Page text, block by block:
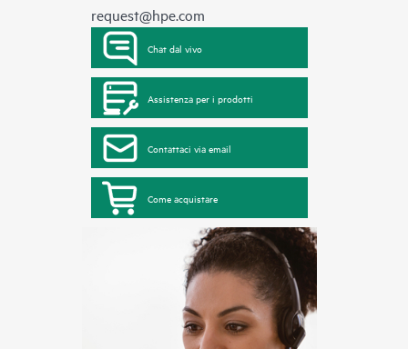
request@hpe.com
Chat dal vivo
Assistenza per i prodotti
Contattaci via email
Come acquistare